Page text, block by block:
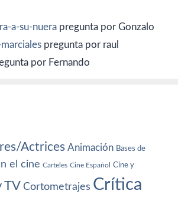
a-su-nuera pregunta por Gonzalo
pregunta por raul
por Fernando
Actrices Animación Bases de
el cine Carteles Cine Español Cine y
TV Cortometrajes Crítica